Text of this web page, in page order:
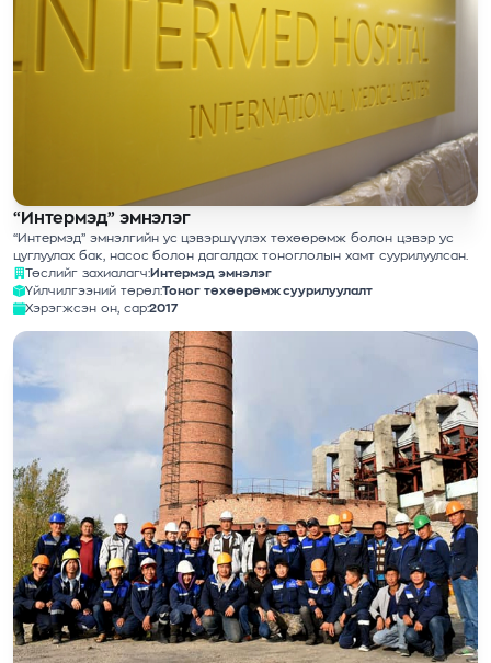
“Интермэд” эмнэлэг
“Интермэд” эмнэлгийн ус цэвэршүүлэх төхөөрөмж болон цэвэр ус
цуглуулах бак, насос болон дагалдах тоноглолын хамт суурилуулсан.
Төслийг захиалагч:Интермэд эмнэлэг
Үйлчилгээний төрөл:Тоног төхөөрөмж суурилуулалт
Хэрэгжсэн он, сар:2017